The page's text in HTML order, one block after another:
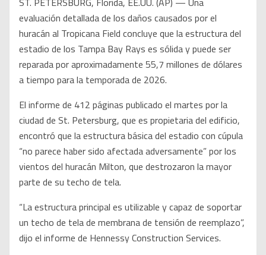
evaluación detallada de los daños causados por el
huracán al Tropicana Field concluye que la estructura del
estadio de los Tampa Bay Rays es sólida y puede ser
reparada por aproximadamente 55,7 millones de dólares
a tiempo para la temporada de 2026.
El informe de 412 páginas publicado el martes por la
ciudad de St. Petersburg, que es propietaria del edificio,
encontró que la estructura básica del estadio con cúpula
“no parece haber sido afectada adversamente” por los
vientos del huracán Milton, que destrozaron la mayor
parte de su techo de tela.
“La estructura principal es utilizable y capaz de soportar
un techo de tela de membrana de tensión de reemplazo”,
dijo el informe de Hennessy Construction Services.